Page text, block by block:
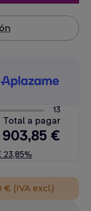
(IVA excl.)